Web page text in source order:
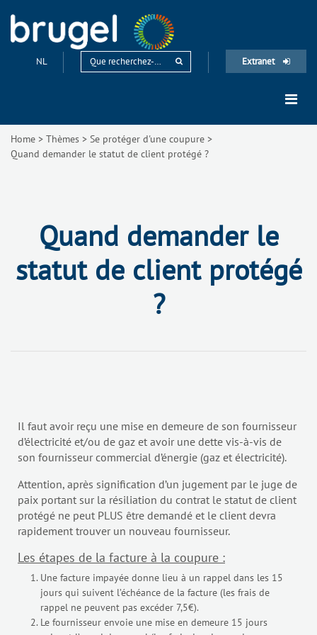
NL Extranet
Home > Thèmes > Se protéger d'une coupure >
Quand demander le statut de client protégé ?
Quand demander le
statut de client protégé
?
Il faut avoir reçu une mise en demeure de son fournisseur
d’électricité et/ou de gaz et avoir une dette vis-à-vis de
son fournisseur commercial d’énergie (gaz et électricité).
Attention, après signification d’un jugement par le juge de
paix portant sur la résiliation du contrat le statut de client
protégé ne peut PLUS être demandé et le client devra
rapidement trouver un nouveau fournisseur.
Les étapes de la facture à la coupure :
Une facture impayée donne lieu à un rappel dans les 15
jours qui suivent l’échéance de la facture (les frais de
rappel ne peuvent pas excéder 7,5€).
Le fournisseur envoie une mise en demeure 15 jours